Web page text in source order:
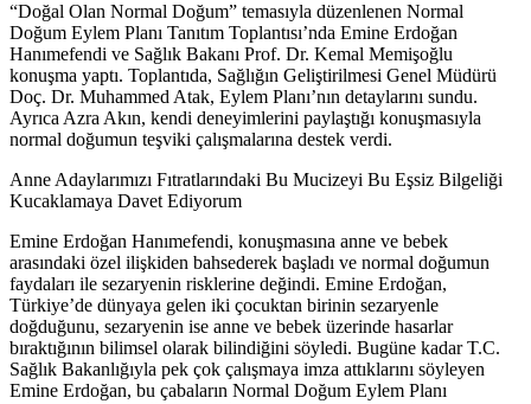
“Doğal Olan Normal Doğum” temasıyla düzenlenen Normal
Doğum Eylem Planı Tanıtım Toplantısı’nda Emine Erdoğan
Hanımefendi ve Sağlık Bakanı Prof. Dr. Kemal Memişoğlu
konuşma yaptı. Toplantıda, Sağlığın Geliştirilmesi Genel Müdürü
Doç. Dr. Muhammed Atak, Eylem Planı’nın detaylarını sundu.
Ayrıca Azra Akın, kendi deneyimlerini paylaştığı konuşmasıyla
normal doğumun teşviki çalışmalarına destek verdi.
Anne Adaylarımızı Fıtratlarındaki Bu Mucizeyi Bu Eşsiz Bilgeliği
Kucaklamaya Davet Ediyorum
Emine Erdoğan Hanımefendi, konuşmasına anne ve bebek
arasındaki özel ilişkiden bahsederek başladı ve normal doğumun
faydaları ile sezaryenin risklerine değindi. Emine Erdoğan,
Türkiye’de dünyaya gelen iki çocuktan birinin sezaryenle
doğduğunu, sezaryenin ise anne ve bebek üzerinde hasarlar
bıraktığının bilimsel olarak bilindiğini söyledi. Bugüne kadar T.C.
Sağlık Bakanlığıyla pek çok çalışmaya imza attıklarını söyleyen
Emine Erdoğan, bu çabaların Normal Doğum Eylem Planı